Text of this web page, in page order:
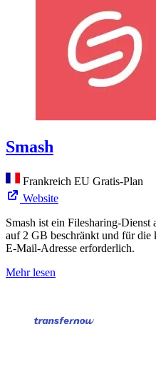
Smash
Frankreich EU Gratis-Plan
Website
Smash ist ein Filesharing-
auf 2 GB beschränkt und für die
E-Mail-Adresse erforderlich.
Mehr lesen